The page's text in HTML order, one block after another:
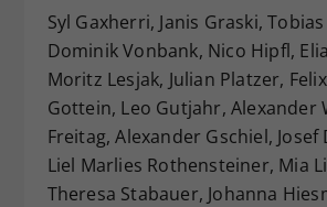
Syl Gaxherri, Janis Graski,
Dominik Vonbank, Nico Hipfl,
Moritz Lesjak, Julian Platzer,
Gottein, Leo Gutjahr, Alexander
Freitag, Alexander Gschiel,
Liel Marlies Rothensteiner, Mia
Theresa Stabauer, Johanna